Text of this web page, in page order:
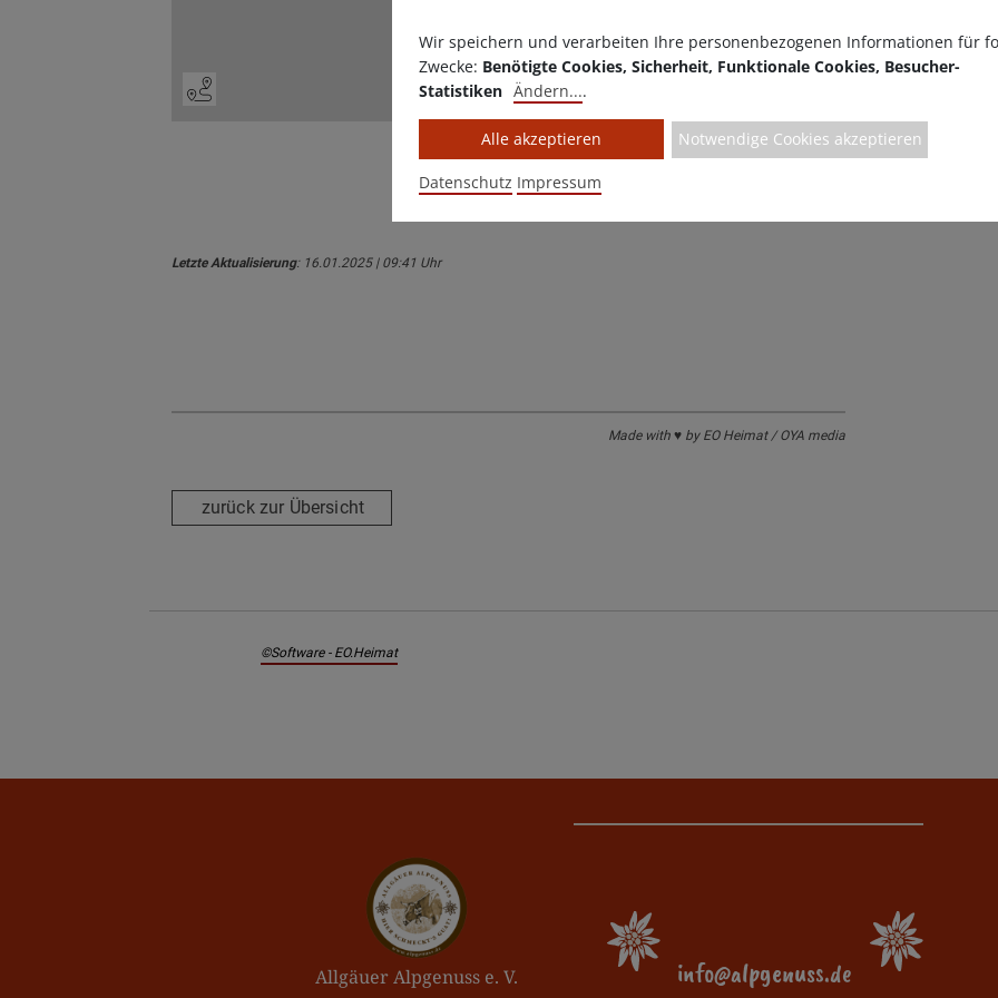
Letzte Aktualisierung: 16.01.2025 | 09:41 Uhr
Made with ♥ by EO Heimat / OYA media
zurück zur Übersicht
©Software - EO.Heimat
Allgäuer Alpgenuss e. V. info@alpgenuss.de
Wir speichern und verarbeiten Ihre personenbezogenen Informationen für
Zwecke: Benötigte Cookies, Sicherheit, Funktionale Cookies, Besucher-
Statistiken Ändern....
Alle akzeptieren Notwendige Cookies akzeptieren
Datenschutz Impressum